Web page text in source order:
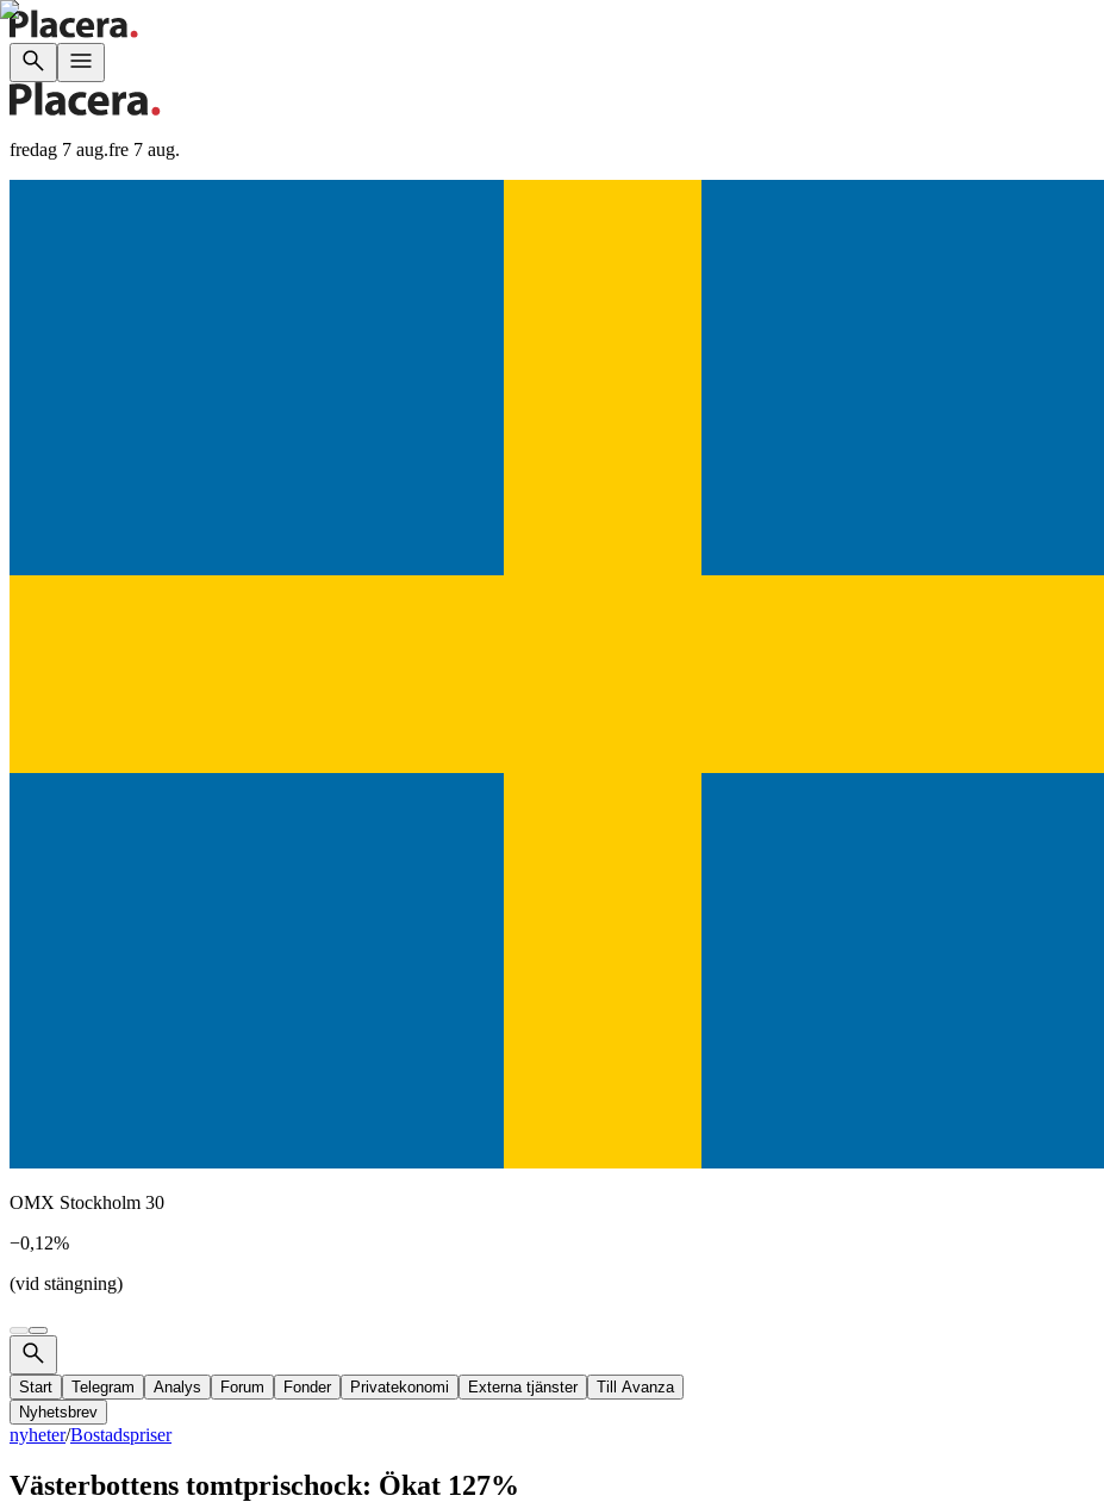
fredag 7 aug.fre 7 aug.
OMX Stockholm 30
−0,12%
(vid stängning)
Start Telegram Analys Forum Fonder Privatekonomi Externa tjänster
Till Avanza
Nyhetsbrev
nyheter/Bostadspriser
Västerbottens tomtprischock: Ökat 127%